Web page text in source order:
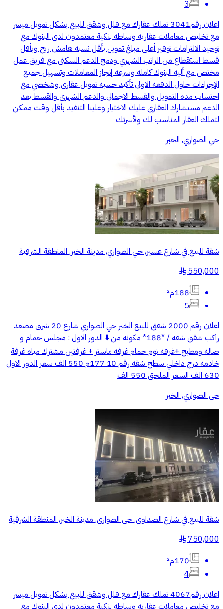
3
اعلان رقم3041 تملك عقارك مع فلل وشقق للبيع بشكل تمويل ميسر
مع تخليص معاملات عقاريه وساطه بنكية معتمدون لدى البنوك مع
توحيد الالتزامات توفير أعلى مبلغ تمويل بأقل نسبه هامش ربح وبأقل
قسط استقطاع من الراتب الشهري ودمج الدعم السكنى مع فريق عمل
مختص مع أليه البنوك كامله وسرعه إنجاز المعاملات وتسهيل جميع
الإجراءات حلول الدفعه الاولى تأكيد حسبه تمويل عقارى وشخصي مع
احتساب مده التمويل والقسط الاجمالى والدعم الشهرى والقسط بعد
الدعم مستشارك العقارى عليك الاختيار وعلينا التنفيذ بأقل وقت ممكن
لتملك العقار المناسب لك ولأسرتك
حي الصواري, الخبر
شقة للبيع في شارع عسير, حي الصواري, مدينة الخبر, المنطقة الشرقية
550,000
§
188م²
5
اعلان رقم 2000 شقق للبيع الخبر حي الصواري شارع 20 شرق مصعد
راكب شقق شقه / *188* مكونه من ⬇️ الدور الاول : مجلس حمام و
صاله ومطبخ +غرفه نوم حمام غرفه ماستر + غرفتين مشترك مياه غرفة
خادمه درج داخلي سطح شقه رقم 10 177م 550 الف سعر الدور الاول
630 الف السعر الملحق 550 الف
حي الصواري, الخبر
شقة للبيع في شارع الصداوي, حي الصواري, مدينة الخبر, المنطقة الشرقية
750,000
§
170م²
4
اعلان رقم4067 تملك عقارك مع فلل وشقق للبيع بشكل تمويل ميسر
مع تخليص معاملات عقاريه وساطه بنكية معتمدون لدى البنوك مع